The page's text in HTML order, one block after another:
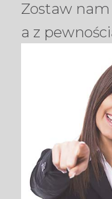
Zostaw
a z